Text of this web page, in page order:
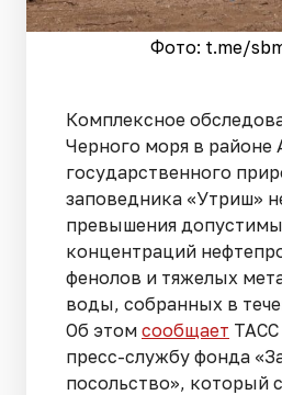
Фото: t.me/
Комплексное
Черного моря в районе
государственного
заповедника «Утриш»
превышения
концентраций
фенолов и тяжелых
воды, собранных в
Об этом сообщает ТАСС
пресс-службу фонда
посольство», который